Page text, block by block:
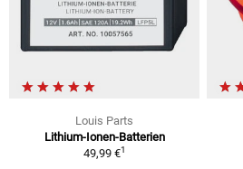
Louis Parts
Lithium-Ionen-Batterien
49,99 €1